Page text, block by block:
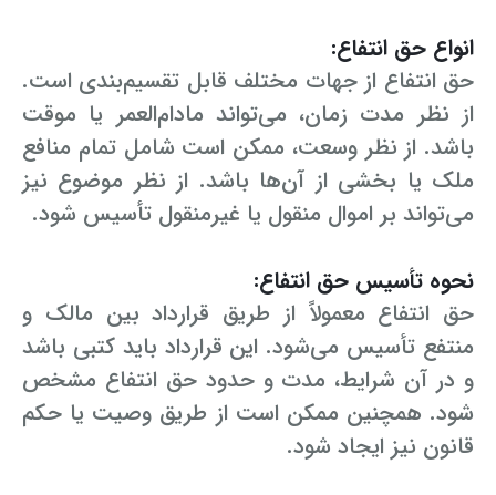
انواع حق انتفاع:
حق انتفاع از جهات مختلف قابل تقسیم‌بندی است.
از نظر مدت زمان، می‌تواند مادام‌العمر یا موقت
باشد. از نظر وسعت، ممکن است شامل تمام منافع
ملک یا بخشی از آن‌ها باشد. از نظر موضوع نیز
می‌تواند بر اموال منقول یا غیرمنقول تأسیس شود.
نحوه تأسیس حق انتفاع:
حق انتفاع معمولاً از طریق قرارداد بین مالک و
منتفع تأسیس می‌شود. این قرارداد باید کتبی باشد
و در آن شرایط، مدت و حدود حق انتفاع مشخص
شود. همچنین ممکن است از طریق وصیت یا حکم
قانون نیز ایجاد شود.